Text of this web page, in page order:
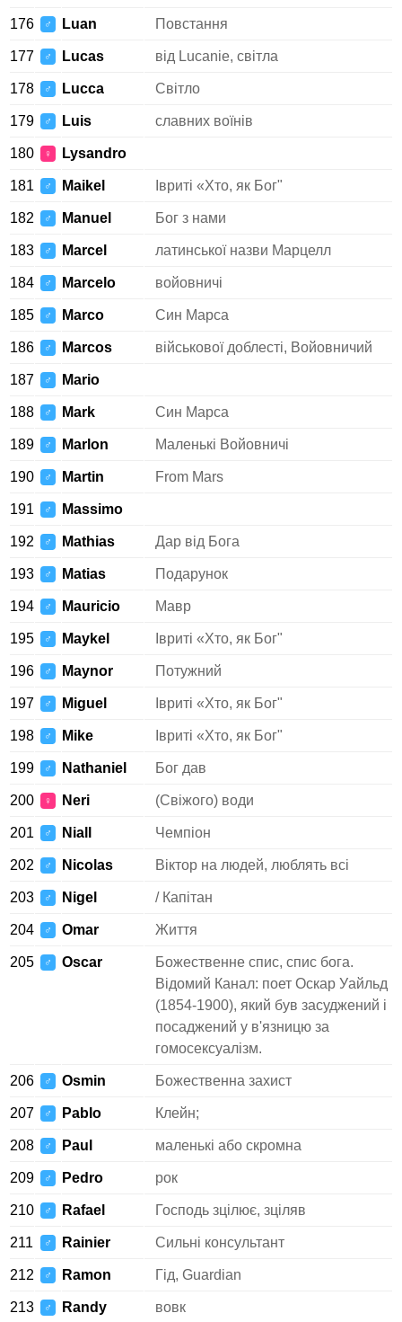
176 ♂ Luan Повстання
177 ♂ Lucas від Lucanie, світла
178 ♂ Lucca Світло
179 ♂ Luis славних воїнів
180 ♀ Lysandro
181 ♂ Maikel Івриті «Хто, як Бог"
182 ♂ Manuel Бог з нами
183 ♂ Marcel латинської назви Марцелл
184 ♂ Marcelo войовничі
185 ♂ Marco Син Марса
186 ♂ Marcos військової доблесті, Войовничий
187 ♂ Mario
188 ♂ Mark Син Марса
189 ♂ Marlon Маленькі Войовничі
190 ♂ Martin From Mars
191 ♂ Massimo
192 ♂ Mathias Дар від Бога
193 ♂ Matias Подарунок
194 ♂ Mauricio Мавр
195 ♂ Maykel Івриті «Хто, як Бог"
196 ♂ Maynor Потужний
197 ♂ Miguel Івриті «Хто, як Бог"
198 ♂ Mike Івриті «Хто, як Бог"
199 ♂ Nathaniel Бог дав
200 ♀ Neri (Свіжого) води
201 ♂ Niall Чемпіон
202 ♂ Nicolas Віктор на людей, люблять всі
203 ♂ Nigel / Капітан
204 ♂ Omar Життя
205 ♂ Oscar
Божественне спис, спис бога.
Відомий Канал: поет Оскар Уайльд
(1854-1900), який був засуджений і
посаджений у в'язницю за
гомосексуалізм.
206 ♂ Osmin Божественна захист
207 ♂ Pablo Клейн;
208 ♂ Paul маленькі або скромна
209 ♂ Pedro рок
210 ♂ Rafael Господь зцілює, зціляв
211 ♂ Rainier Сильні консультант
212 ♂ Ramon Гід, Guardian
213 ♂ Randy вовк